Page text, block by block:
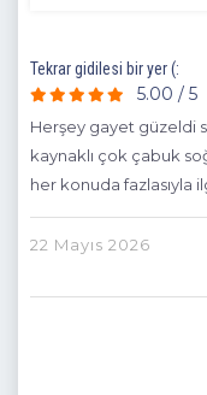
Tekrar gidilesi bir yer (:
5.00 / 5
Herşey gayet güzeldi
kaynaklı çok çabuk
her konuda fazlasıyla
22 Mayıs 2026